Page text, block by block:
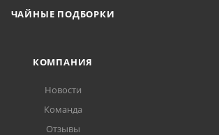
ЧАЙНЫЕ ПОДБОРКИ
КОМПАНИЯ
Новости
Команда
Отзывы